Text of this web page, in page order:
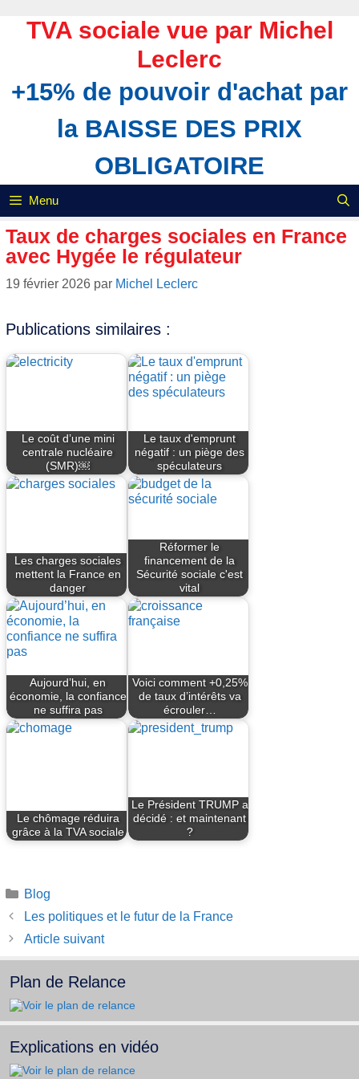
contenu
TVA sociale vue par Michel
Leclerc
+15% de pouvoir d'achat par
la BAISSE DES PRIX
OBLIGATOIRE
Menu
Taux de charges sociales en France
avec Hygée le régulateur
19 février 2026 par Michel Leclerc
Publications similaires :
Le coût d’une mini
centrale nucléaire
(SMR)￼
Le taux d'emprunt
négatif : un piège des
spéculateurs
Les charges sociales
mettent la France en
danger
Réformer le
financement de la
Sécurité sociale c'est
vital
Aujourd’hui, en
économie, la confiance
ne suffira pas
Voici comment + 0,25%
de taux d’intérêts va
écrouler…
Le chômage réduira
grâce à la TVA sociale
Le Président TRUMP a
décidé : et maintenant
?
Catégories
Blog
Les politiques et le futur de la France
Article suivant
Plan de Relance
Explications en vidéo